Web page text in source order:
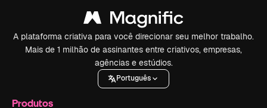
A plataforma criativa para você direcionar seu melhor trabalho.
Mais de 1 milhão de assinantes entre criativos, empresas,
agências e estúdios.
Português
Produtos